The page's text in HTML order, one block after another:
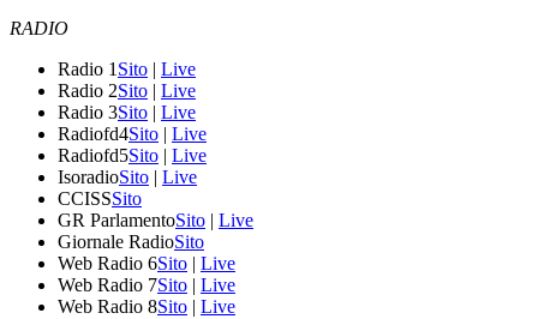
RADIO
Radio 1 Sito | Live
Radio 2Sito | Live
Radio 3Sito | Live
Radiofd4Sito | Live
Radiofd5Sito | Live
IsoradioSito | Live
CCISSSito
GR ParlamentoSito | Live
Giornale RadioSito
Web Radio 6Sito | Live
Web Radio 7Sito | Live
Web Radio 8Sito | Live